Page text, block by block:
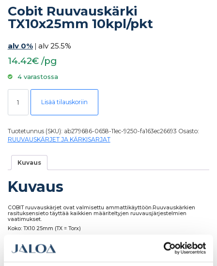
Cobit Ruuvauskärki
TX10x25mm 10kpl/pkt
alv 0% | alv 25.5%
14.42€ /pg
4 varastossa
Cobit Ruuvauskärki TX10x25mm 10kpl/pkt määrä
Lisää tilauskoriin
Tuotetunnus (SKU): ab279686-0658-11ec-9250-fa163ec26693 Osasto:
RUUVAUSKÄRJET JA KÄRKISARJAT
Kuvaus
Kuvaus
COBIT ruuvauskärjet ovat valmisettu ammattikäyttöön.Ruuvauskärkien
rasituksensieto täyttää kaikkien määriteltyjen ruuvausjärjestelmien
vaatimukset.
Koko: TX10 25mm (TX = Torx)